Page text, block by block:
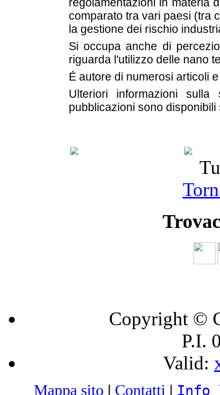
regolamentazioni in materia
comparato tra vari paesi (tra
la gestione dei rischio
Si occupa anche di
riguarda l'utilizzo delle nano
É autore di numerosi articoli
Ulteriori informazioni
pubblicazioni sono
Copyright ©
P.I.
Valid:
Mappa sito | Contatti | Info